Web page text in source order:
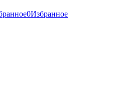
0Избранное